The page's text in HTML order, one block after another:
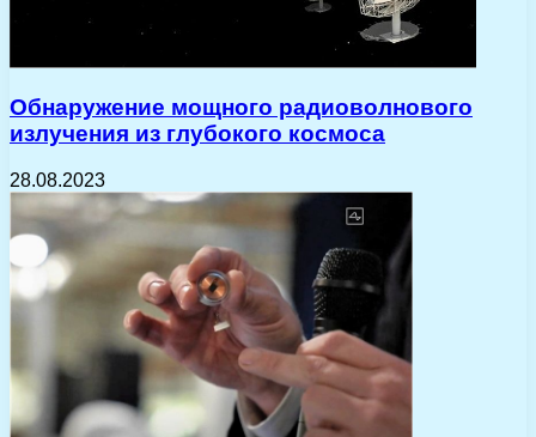
Обнаружение мощного радиоволнового
излучения из глубокого космоса
28.08.2023